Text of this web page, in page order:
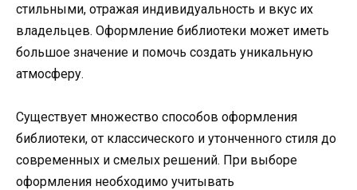
стильными, отражая индивидуальность и вкус их
владельцев. Оформление библиотеки может иметь
большое значение и помочь создать уникальную
атмосферу.
Существует множество способов оформления
библиотеки, от классического и утонченного стиля до
современных и смелых решений. При выборе
оформления необходимо учитывать